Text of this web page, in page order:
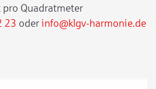
pro Quadratmeter
23 oder info@klgv-harmonie.de